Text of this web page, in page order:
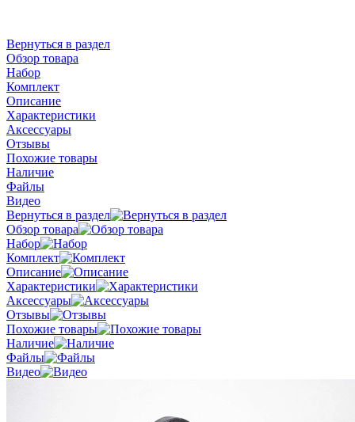
Вернуться в раздел
Обзор товара
Набор
Комплект
Описание
Характеристики
Аксессуары
Отзывы
Похожие товары
Наличие
Файлы
Видео
Вернуться в раздел
Обзор товара
Набор
Комплект
Описание
Характеристики
Аксессуары
Отзывы
Похожие товары
Наличие
Файлы
Видео